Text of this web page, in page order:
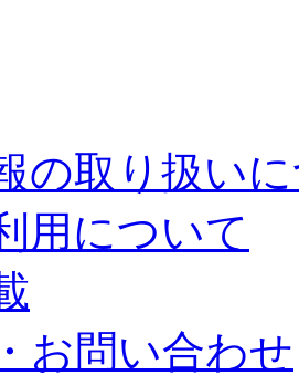
の取り扱い
用について
お問い合わせ